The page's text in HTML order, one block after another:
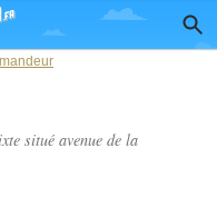
situé avenue de la